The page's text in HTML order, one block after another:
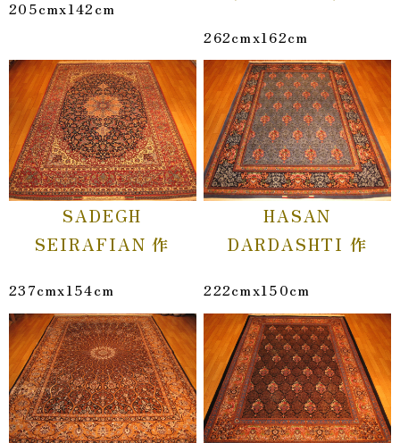
205cmx142cm
262cmx162cm
SADEGH
SEIRAFIAN 作
237cmx154cm
HASAN
DARDASHTI 作
222cmx150cm